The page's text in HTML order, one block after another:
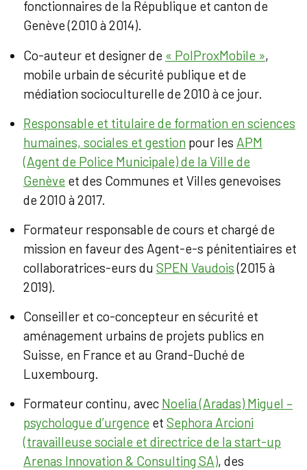
fonctionnaires de la République et canton de
Genève (2010 à 2014).
Co-auteur et designer de « PolProxMobile »,
mobile urbain de sécurité publique et de
médiation socioculturelle de 2010 à ce jour.
Responsable et titulaire de formation en sciences
humaines, sociales et gestion pour les APM
(Agent de Police Municipale) de la Ville de
Genève et des Communes et Villes genevoises
de 2010 à 2017.
Formateur responsable de cours et chargé de
mission en faveur des Agent-e-s pénitentiaires et
collaboratrices-eurs du SPEN Vaudois(2015 à
2019).
Conseiller et co-concepteur en sécurité et
aménagement urbains de projets publics en
Suisse, en France et au Grand-Duché de
Luxembourg.
Formateur continu, avec Noelia (Aradas) Miguel –
psychologue d’urgence et Sephora Arcioni
(travailleuse sociale et directrice de la start-up
Arenas Innovation & Consulting SA), des